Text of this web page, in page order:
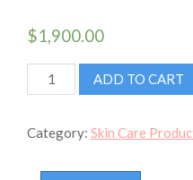
$1,900.00
Liposome
C
ADD TO CART
Category: Skin Care